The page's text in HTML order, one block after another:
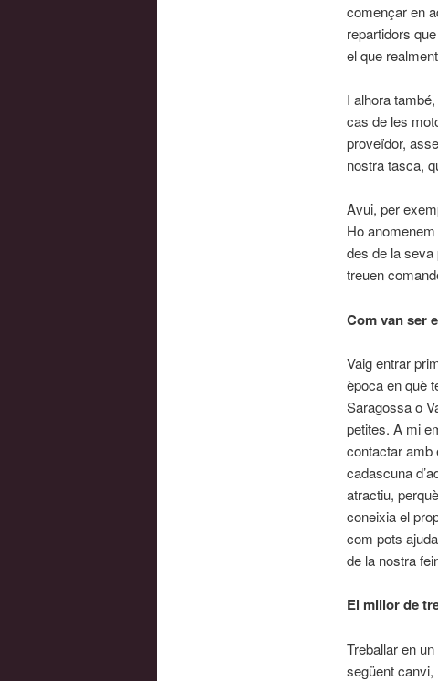
començar en
repartidors
el que
I alhora
cas de les
proveïdor,
nostra tasca,
Avui, per
Ho
des de la seva
treuen
Com van ser
Vaig entrar
època en què
Saragossa o
petites. A mi
contactar amb
cadascuna
atractiu,
coneixia el
com pots
de la nostra
El millor de
Treballar en
següent